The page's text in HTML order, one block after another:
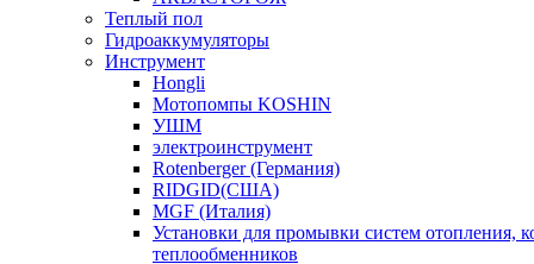
Теплый пол
Гидроаккумуляторы
Инструмент
Hongli
Мотопомпы KOSHIN
УШМ
электроинструмент
Rotenberger (Германия)
RIDGID(США)
MGF (Италия)
Установки для промывки систем отопления,
теплообменников